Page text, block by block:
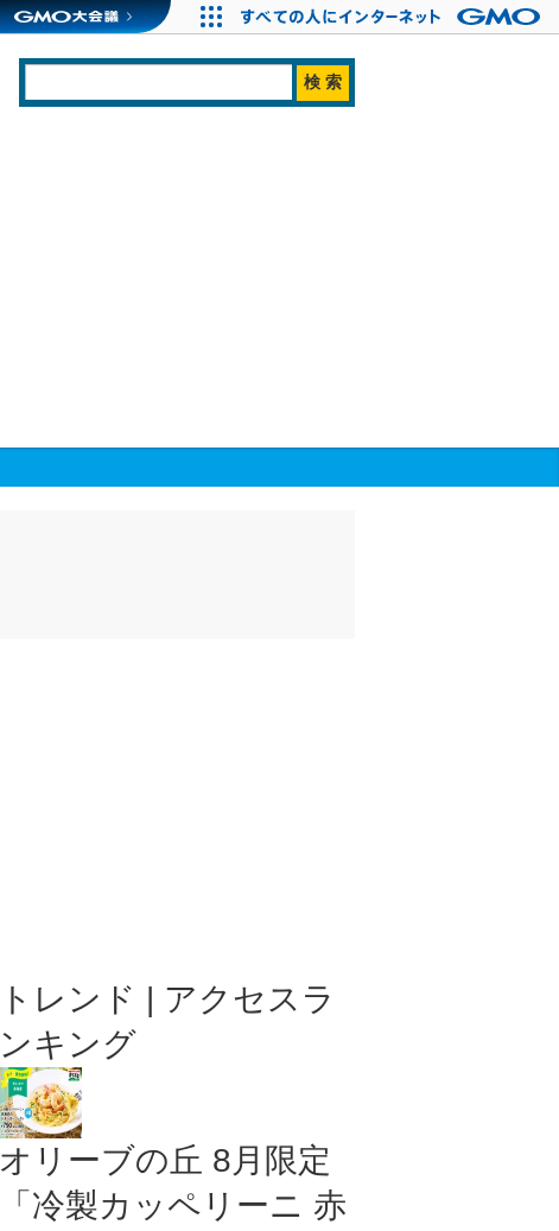
トレンド | アクセスラ
ンキング
オリーブの丘 8月限定
「冷製カッペリーニ 赤